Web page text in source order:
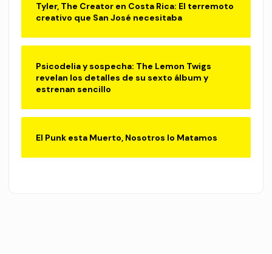
Tyler, The Creator en Costa Rica: El terremoto
creativo que San José necesitaba
Psicodelia y sospecha: The Lemon Twigs
revelan los detalles de su sexto álbum y
estrenan sencillo
El Punk esta Muerto, Nosotros lo Matamos